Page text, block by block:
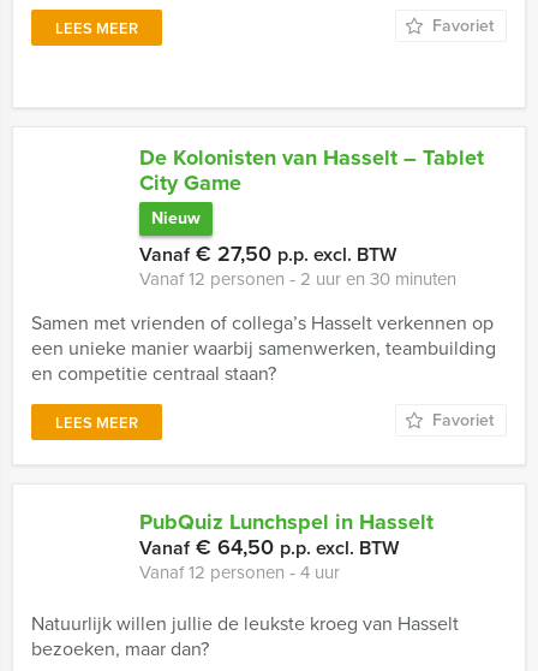
LEES MEER Favoriet
De Kolonisten van Hasselt – Tablet
City Game
Nieuw
Vanaf€ 27,50 p.p. excl. BTW
Vanaf 12 personen ‐ 2 uur en 30 minuten
Samen met vrienden of collega’s Hasselt verkennen op
een unieke manier waarbij samenwerken, teambuilding
en competitie centraal staan?
LEES MEER Favoriet
PubQuiz Lunchspel in Hasselt
Vanaf€ 64,50 p.p. excl. BTW
Vanaf 12 personen ‐ 4 uur
Natuurlijk willen jullie de leukste kroeg van Hasselt
bezoeken, maar dan?